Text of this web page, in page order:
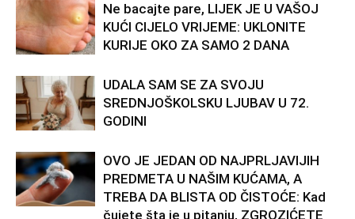
Ne bacajte pare, LIJEK JE U VAŠOJ
KUĆI CIJELO VRIJEME: UKLONITE
KURIJE OKO ZA SAMO 2 DANA
UDALA SAM SE ZA SVOJU
SREDNJOŠKOLSKU LJUBAV U 72.
GODINI
OVO JE JEDAN OD NAJPRLJAVIJIH
PREDMETA U NAŠIM KUĆAMA, A
TREBA DA BLISTA OD ČISTOĆE: Kad
čujete šta je u pitanju, ZGROZIĆETE